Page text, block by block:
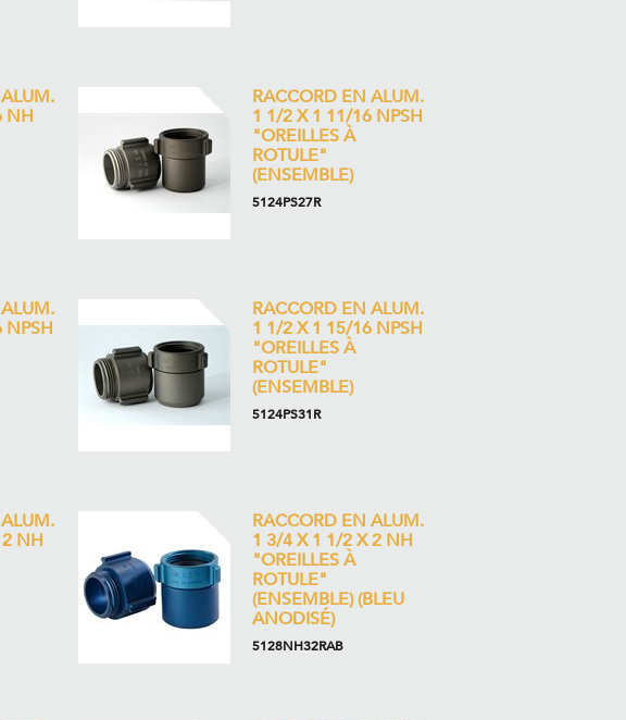
NH
RACCORD EN ALUM.
1 1/2 X 1 11/16 NPSH
"OREILLES À
ROTULE"
(ENSEMBLE)
5124PS27R
RACCORD EN ALUM.
1 1/2 X 1 15/16 NPSH
"OREILLES À
ROTULE"
(ENSEMBLE)
5124PS31R
NH
RACCORD EN ALUM.
1 3/4 X 1 1/2 X 2 NH
"OREILLES À
ROTULE"
(ENSEMBLE) (BLEU
ANODISÉ)
5128NH32RAB